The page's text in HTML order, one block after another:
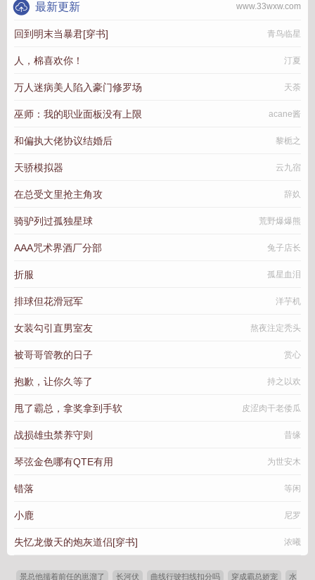
www.33wxw.com
最新更新
回到明末当暴君[穿书] 青鸟临星
人，棉喜欢你！ 汀夏
万人迷病美人陷入豪门修罗场 天荼
巫师：我的职业面板没有上限 acane酱
和偏执大佬协议结婚后 黎栀之
天骄模拟器 云九宿
在总受文里抢主角攻 辞奺
骑驴列过孤独星球 荒野爆爆熊
AAA咒术界酒厂分部 兔子店长
折服 孤星血泪
排球但花滑冠军 洋芋机
女装勾引直男室友 熬夜注定秃头
被哥哥管教的日子 赏心
抱歉，让你久等了 持之以欢
甩了霸总，拿奖拿到手软 皮涩肉干老倭瓜
战损雄虫禁养守则 昔缘
琴弦金色哪有QTE有用 为世安木
错落 等闲
小鹿 尼罗
失忆龙傲天的炮灰道侣[穿书] 浓曦
景总他擩着前任的崽溜了 长河伏 曲线行驶扫线扣分吗 穿成霸总娇宠 水